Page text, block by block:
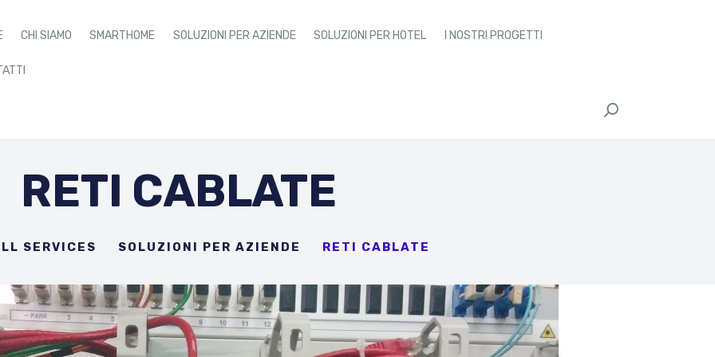
CHI SIAMO SMARTHOME SOLUZIONI PER AZIENDE SOLUZIONI PER HOTEL I NOSTRI PROGETTI
RETI CABLATE
SERVICES SOLUZIONI PER AZIENDE RETI CABLATE
SIAMO
PER HOTEL
PROGETTI